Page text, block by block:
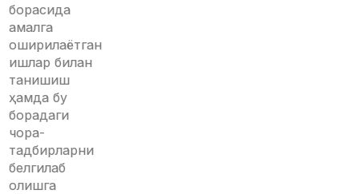
борасида
амалга
оширилаётган
ишлар билан
танишиш
ҳамда бу
борадаги
чора-
тадбирларни
белгилаб
олишга